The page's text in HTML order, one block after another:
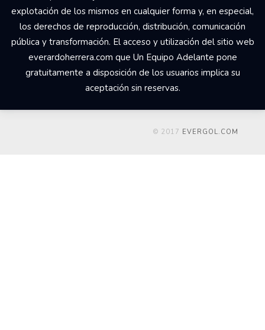
explotación de los mismos en cualquier forma y, en especial,
los derechos de reproducción, distribución, comunicación
pública y transformación. El acceso y utilización del sitio web
everardoherrera.com que Un Equipo Adelante pone
gratuitamente a disposición de los usuarios implica su
aceptación sin reservas.
© 2017 EVERGOL.COM